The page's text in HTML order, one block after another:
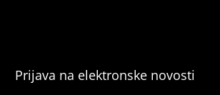
Prijava na elektronske novosti